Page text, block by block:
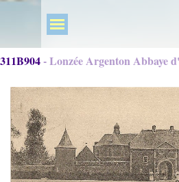
311B904 - Lonzée Argenton Abbaye